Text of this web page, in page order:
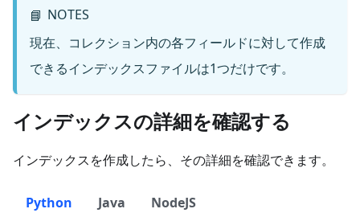
📘 NOTES
現在、コレクション内の各フィールドに対して作成
できるインデックスファイルは1つだけです。
インデックスの詳細を確認する
インデックスを作成したら、その詳細を確認できます。
Python Java NodeJS